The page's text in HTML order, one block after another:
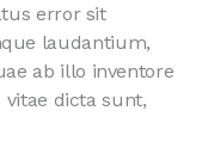
error sit
laudantium,
ab illo inventore
dicta sunt,